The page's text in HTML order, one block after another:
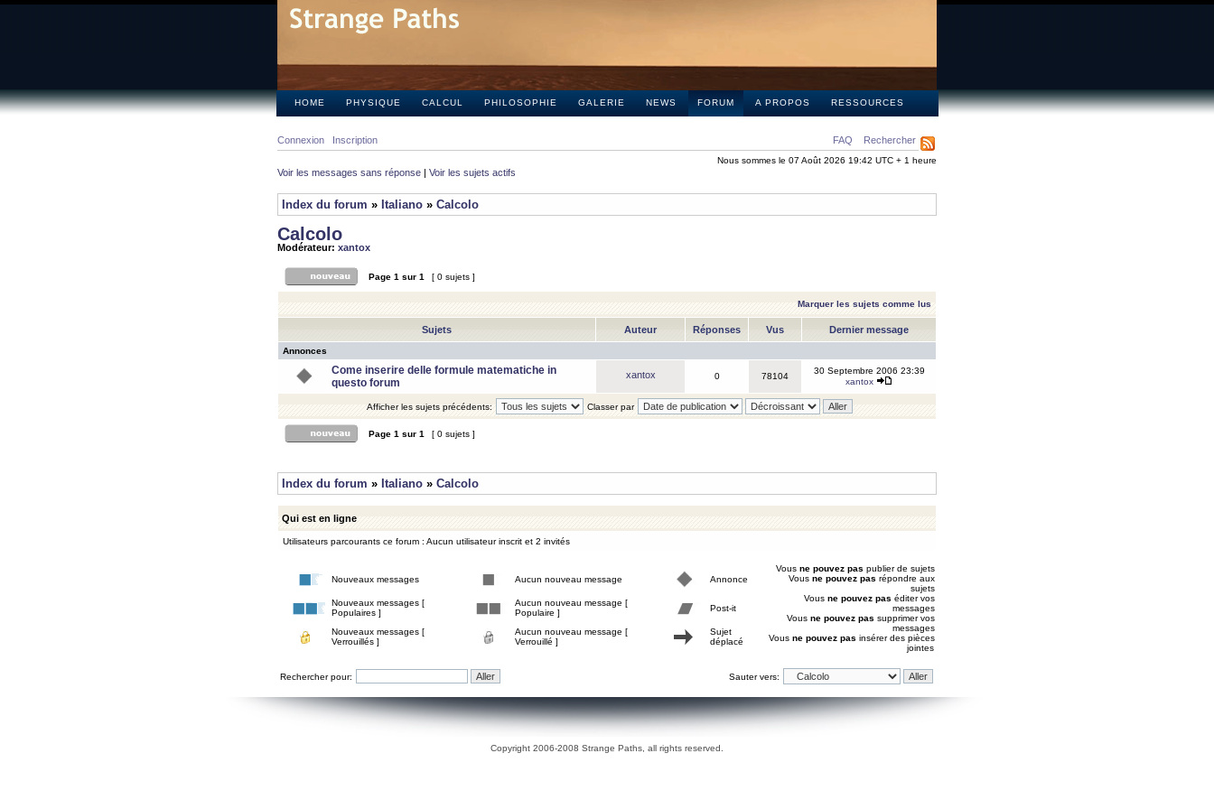
HOME PHYSIQUE CALCUL PHILOSOPHIE GALERIE NEWS FORUM A PROPOS RESSOURCES
FAQ Rechercher
Connexion Inscription
Nous sommes le 07 Août 2026 19:42 UTC + 1 heure
Voir les messages sans réponse | Voir les sujets actifs
Index du forum » Italiano » Calcolo
Calcolo
Modérateur: xantox
Page 1 sur 1 [ 0 sujets ]
Marquer les sujets comme lus
Sujets Auteur Réponses Vus Dernier message
Annonces
Come inserire delle formule matematiche in
questo forum
xantox 0 78104
30 Septembre 2006 23:39
xantox
Afficher les sujets précédents: Classer par
Page 1 sur 1 [ 0 sujets ]
Index du forum » Italiano » Calcolo
Qui est en ligne
Utilisateurs parcourants ce forum : Aucun utilisateur inscrit et 2 invités
Nouveaux messages Aucun nouveau message Annonce
Nouveaux messages [
Populaires ]
Aucun nouveau message [
Populaire ]
Post-it
Nouveaux messages [
Verrouillés ]
Aucun nouveau message [
Verrouillé ]
Sujet
déplacé
Vous ne pouvez pas publier de sujets
Vous ne pouvez pas répondre aux
sujets
Vous ne pouvez pas éditer vos
messages
Vous ne pouvez pas supprimer vos
messages
Vous ne pouvez pas insérer des pièces
jointes
Rechercher pour: Sauter vers:
Copyright 2006-2008 Strange Paths, all rights reserved.